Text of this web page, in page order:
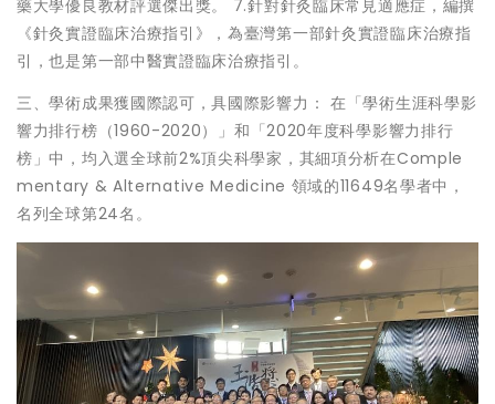
藥大學優良教材評選傑出獎。 7.針對針灸臨床常見適應症，編撰
《針灸實證臨床治療指引》，為臺灣第一部針灸實證臨床治療指
引，也是第一部中醫實證臨床治療指引。
三、學術成果獲國際認可，具國際影響力： 在「學術生涯科學影
響力排行榜（1960-2020）」和「2020年度科學影響力排行
榜」中，均入選全球前2%頂尖科學家，其細項分析在Comple
mentary & Alternative Medicine 領域的11649名學者中，
名列全球第24名。